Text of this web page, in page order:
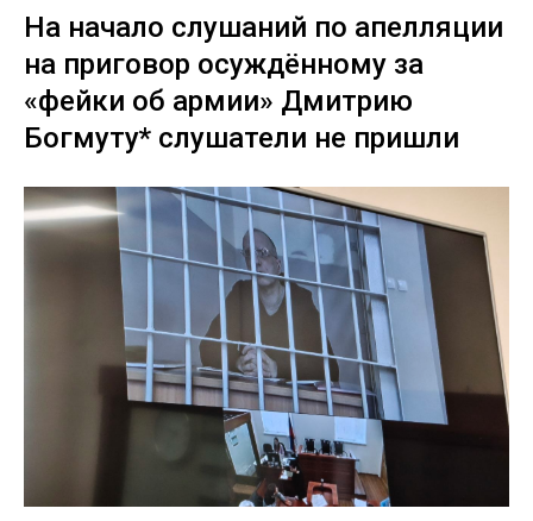
На начало слушаний по апелляции
на приговор осуждённому за
«фейки об армии» Дмитрию
Богмуту* слушатели не пришли